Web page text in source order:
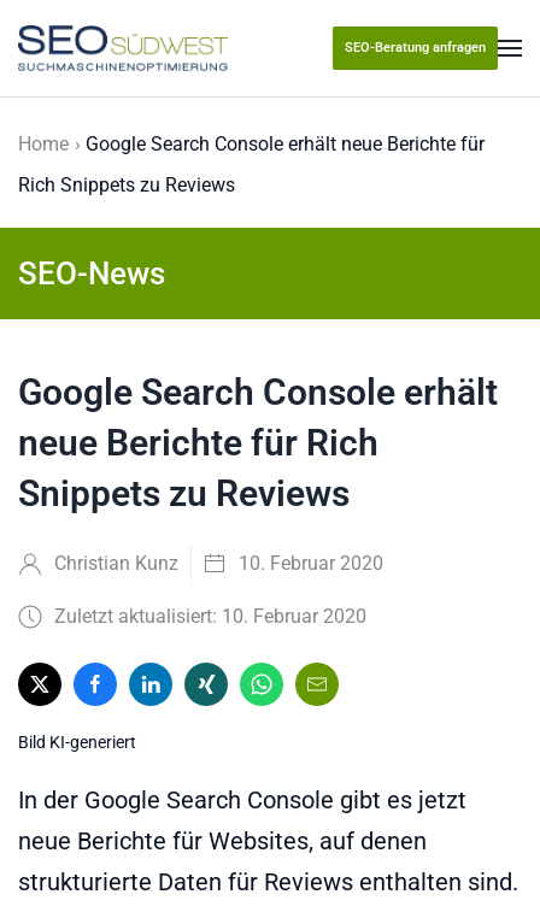
Skip to main content
SEO-Beratung anfragen
Home
Google Search Console erhält neue Berichte für
Rich Snippets zu Reviews
SEO-News
Google Search Console erhält
neue Berichte für Rich
Snippets zu Reviews
Christian Kunz 10. Februar 2020
Zuletzt aktualisiert: 10. Februar 2020
Bild KI-generiert
In der Google Search Console gibt es jetzt
neue Berichte für Websites, auf denen
strukturierte Daten für Reviews enthalten sind.